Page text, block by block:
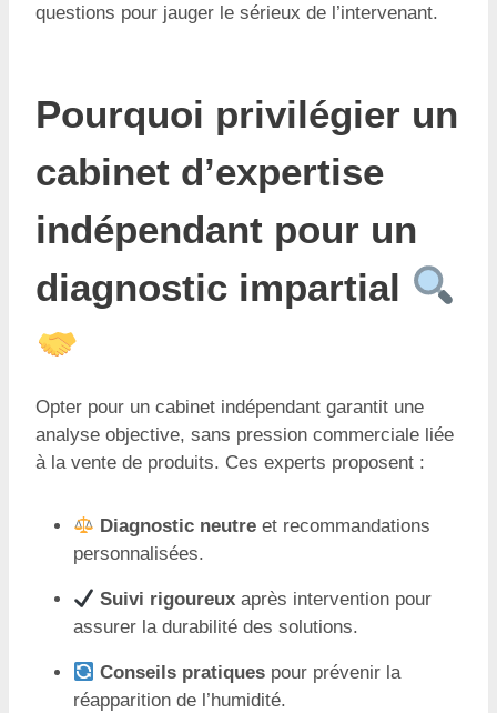
questions pour jauger le sérieux de l’intervenant.
Pourquoi privilégier un
cabinet d’expertise
indépendant pour un
diagnostic impartial
Opter pour un cabinet indépendant garantit une
analyse objective, sans pression commerciale liée
à la vente de produits. Ces experts proposent :
Diagnostic neutre et recommandations
personnalisées.
Suivi rigoureux après intervention pour
assurer la durabilité des solutions.
Conseils pratiques pour prévenir la
réapparition de l’humidité.